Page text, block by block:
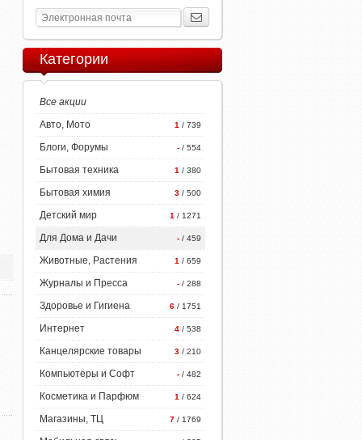
Категории
Все акции
1 / 739
Авто, Мото
- / 554
Блоги, Форумы
1 / 380
Бытовая техника
3 / 500
Бытовая химия
1 / 1271
Детский мир
- / 459
Для Дома и Дачи
1 / 659
Животные, Растения
- / 288
Журналы и Пресса
6 / 1751
Здоровье и Гигиена
4 / 538
Интернет
3 / 210
Канцелярские товары
- / 482
Компьютеры и Софт
1 / 624
Косметика и Парфюм
7 / 1769
Магазины, ТЦ